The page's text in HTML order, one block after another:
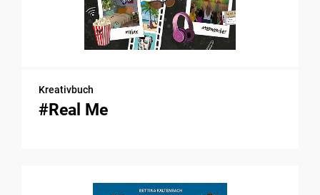
Kreativbuch
#Real Me